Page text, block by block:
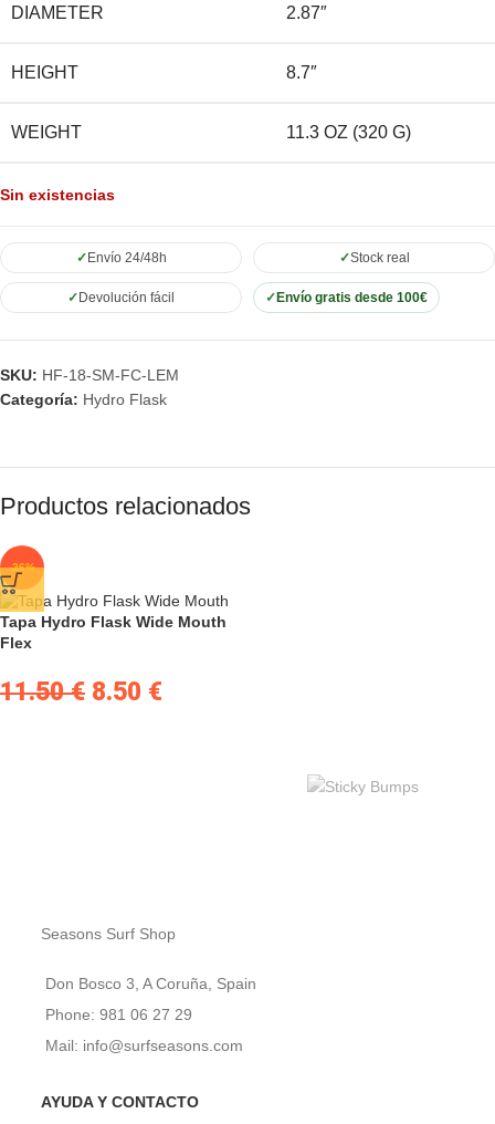
DIAMETER 2.87″
HEIGHT 8.7″
WEIGHT 11.3 OZ (320 G)
Sin existencias
Envío 24/48h Stock real
Devolución fácil Envío gratis desde 100€
SKU: HF-18-SM-FC-LEM
Categoría: Hydro Flask
Productos relacionados
-26%
Tapa Hydro Flask Wide Mouth
Flex
11.50€ 8.50 €
Seasons Surf Shop
Don Bosco 3, A Coruña, Spain
Phone: 981 06 27 29
Mail: info@surfseasons.com
AYUDA Y CONTACTO